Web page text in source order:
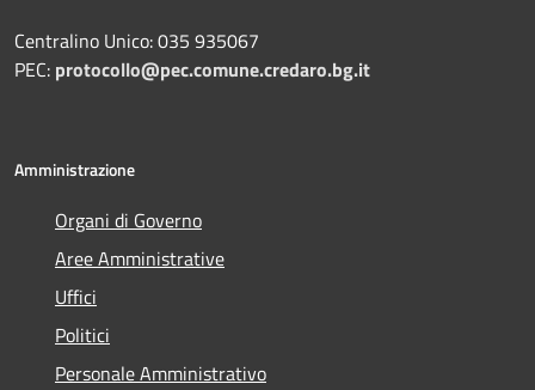
Centralino Unico: 035 935067
PEC: protocollo@pec.comune.credaro.bg.it
Amministrazione
Organi di Governo
Aree Amministrative
Uffici
Politici
Personale Amministrativo